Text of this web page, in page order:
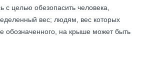
с целью обезопасить человека,
вес; людям, вес которых
обозначенного, на крыше может быть